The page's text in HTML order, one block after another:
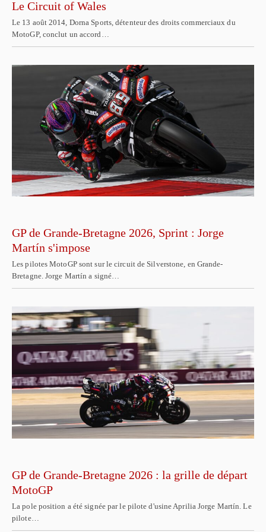
Le Circuit of Wales
Le 13 août 2014, Dorna Sports, détenteur des droits commerciaux du
MotoGP, conclut un accord…
GP de Grande-Bretagne 2026, Sprint : Jorge
Martín s'impose
Les pilotes MotoGP sont sur le circuit de Silverstone, en Grande-
Bretagne. Jorge Martín a signé…
GP de Grande-Bretagne 2026 : la grille de départ
MotoGP
La pole position a été signée par le pilote d'usine Aprilia Jorge Martín. Le
pilote…